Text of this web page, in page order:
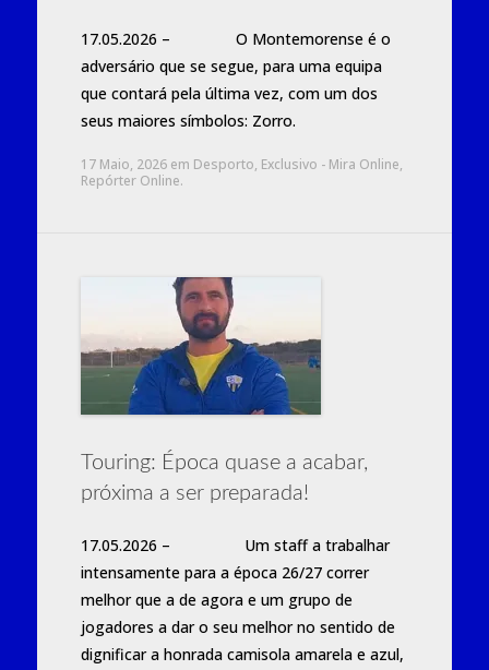
17.05.2026 – O Montemorense é o
adversário que se segue, para uma equipa
que contará pela última vez, com um dos
seus maiores símbolos: Zorro.
17 Maio, 2026em Desporto, Exclusivo - Mira Online,
Repórter Online.
Touring: Época quase a acabar,
próxima a ser preparada!
17.05.2026 – Um staff a trabalhar
intensamente para a época 26/27 correr
melhor que a de agora e um grupo de
jogadores a dar o seu melhor no sentido de
dignificar a honrada camisola amarela e azul,